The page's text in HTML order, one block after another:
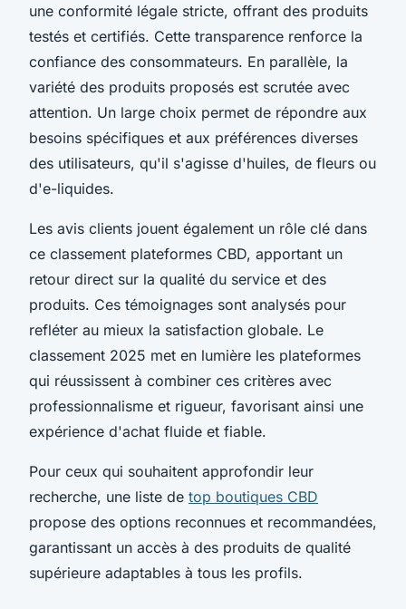
une conformité légale stricte, offrant des produits
testés et certifiés. Cette transparence renforce la
confiance des consommateurs. En parallèle, la
variété des produits proposés est scrutée avec
attention. Un large choix permet de répondre aux
besoins spécifiques et aux préférences diverses
des utilisateurs, qu'il s'agisse d'huiles, de fleurs ou
d'e-liquides.
Les avis clients jouent également un rôle clé dans
ce classement plateformes CBD, apportant un
retour direct sur la qualité du service et des
produits. Ces témoignages sont analysés pour
refléter au mieux la satisfaction globale. Le
classement 2025 met en lumière les plateformes
qui réussissent à combiner ces critères avec
professionnalisme et rigueur, favorisant ainsi une
expérience d'achat fluide et fiable.
Pour ceux qui souhaitent approfondir leur
recherche, une liste de top boutiques CBD
propose des options reconnues et recommandées,
garantissant un accès à des produits de qualité
supérieure adaptables à tous les profils.